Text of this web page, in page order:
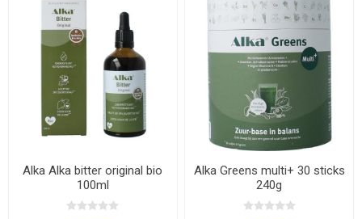
Alka Alka bitter original bio
100ml
Alka Greens multi+ 30 sticks
240g